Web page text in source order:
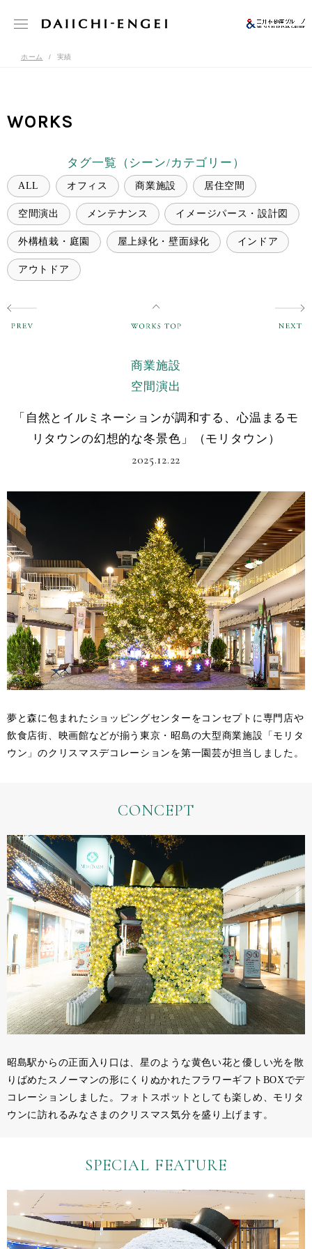
ホーム 実績
WORKS
タグ一覧（シーン/カテゴリー）
ALL オフィス 商業施設 居住空間
空間演出 メンテナンス イメージパース・設計図
外構植栽・庭園 屋上緑化・壁面緑化 インドア
アウトドア
商業施設
空間演出
「自然とイルミネーションが調和する、心温まるモ
リタウンの幻想的な冬景色」（モリタウン）
2025.12.22
夢と森に包まれたショッピングセンターをコンセプトに専門店や
飲食店街、映画館などが揃う東京・昭島の大型商業施設「モリタ
ウン」のクリスマスデコレーションを第一園芸が担当しました。
CONCEPT
昭島駅からの正面入り口は、星のような黄色い花と優しい光を散
りばめたスノーマンの形にくりぬかれたフラワーギフトBOXでデ
コレーションしました。フォトスポットとしても楽しめ、モリタ
ウンに訪れるみなさまのクリスマス気分を盛り上げます。
SPECIAL FEATURE